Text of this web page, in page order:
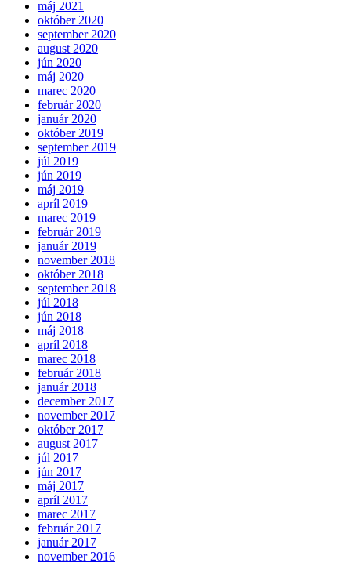
máj 2021
október 2020
september 2020
august 2020
jún 2020
máj 2020
marec 2020
február 2020
január 2020
október 2019
september 2019
júl 2019
jún 2019
máj 2019
apríl 2019
marec 2019
február 2019
január 2019
november 2018
október 2018
september 2018
júl 2018
jún 2018
máj 2018
apríl 2018
marec 2018
február 2018
január 2018
december 2017
november 2017
október 2017
august 2017
júl 2017
jún 2017
máj 2017
apríl 2017
marec 2017
február 2017
január 2017
november 2016